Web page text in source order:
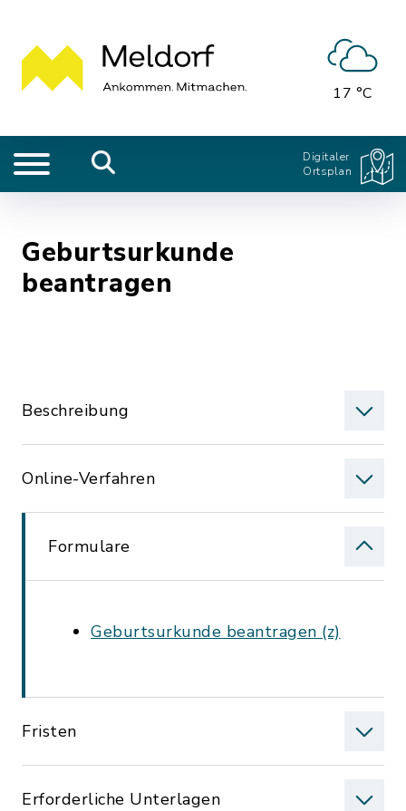
17 °C
Digitaler
Ortsplan
Geburtsurkunde
beantragen
Beschreibung
Online-Verfahren
Formulare
Geburtsurkunde beantragen (z)
Fristen
Erforderliche Unterlagen